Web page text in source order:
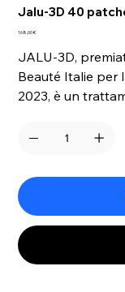
Jalu-3D 40
Prezzo
168,00 €
JALU-3D,
Beauté Italie per
2023, è un
intrecciati di
fornendo
esaltando il
trattamento.
rappresenta